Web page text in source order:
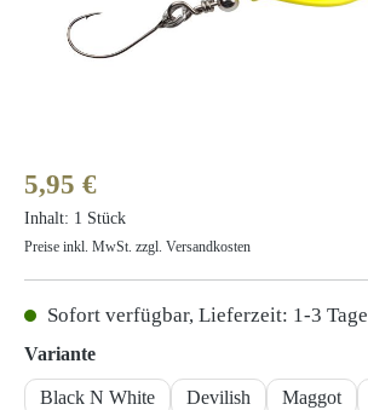
Regulärer Preis:
5,95 €
Inhalt: 1 Stück
Preise inkl. MwSt. zzgl. Versandkosten
Sofort verfügbar, Lieferzeit: 1-3 Tage
Varianteauswählen
Black N White Devilish Maggot